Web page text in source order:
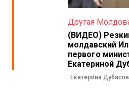
Другая
(ВИДЕО)
молдавский
первого
Екатериной
Екатерина